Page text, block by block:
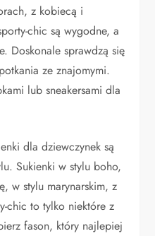
z kobiecą i
chic są wygodne, a
Doskonale sprawdzą się
ze znajomymi.
lub sneakersami dla
dla dziewczynek są
Sukienki w stylu boho,
w stylu marynarskim, z
chic to tylko niektóre z
fason, który najlepiej